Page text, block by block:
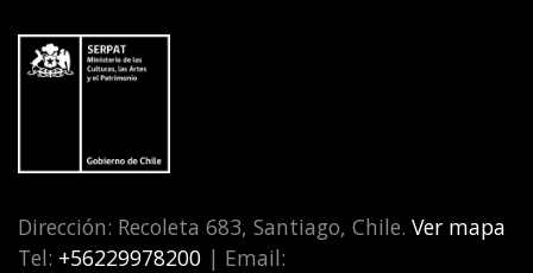
Dirección: Recoleta 683, Santiago, Chile. Ver mapa
Tel: +56229978200 | Email: